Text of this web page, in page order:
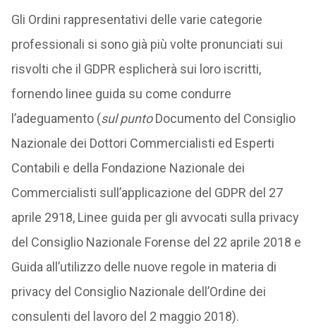
Gli Ordini rappresentativi delle varie categorie
professionali si sono già più volte pronunciati sui
risvolti che il GDPR esplicherà sui loro iscritti,
fornendo linee guida su come condurre
l’adeguamento (sul puntoDocumento del Consiglio
Nazionale dei Dottori Commercialisti ed Esperti
Contabili e della Fondazione Nazionale dei
Commercialisti sull’applicazione del GDPR del 27
aprile 2918, Linee guida per gli avvocati sulla privacy
del Consiglio Nazionale Forense del 22 aprile 2018 e
Guida all’utilizzo delle nuove regole in materia di
privacy del Consiglio Nazionale dell’Ordine dei
consulenti del lavoro del 2 maggio 2018).